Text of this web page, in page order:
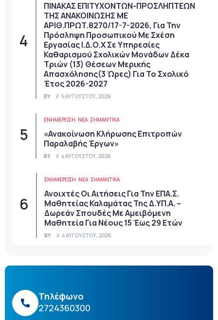
ΠΙΝΑΚΑΣ ΕΠΙΤΥΧΟΝΤΩΝ-ΠΡΟΣΛΗΠΤΕΩΝ
ΤΗΣ ΑΝΑΚΟΙΝΩΣΗΣ ΜΕ
ΑΡΙΘ.ΠΡΩΤ.8270/17-7-2026, Για Την
Πρόσληψη Προσωπικού Με Σχέση
Εργασίας Ι.Δ.Ο.Χ Σε Υπηρεσίες
Καθαρισμού Σχολικών Μονάδων Δέκα
Τριών (13) Θέσεων Μερικής
Απασχόλησης(3 Ώρες) Για Το Σχολικό
Έτος 2026-2027
BY 5 ΑΥΓΟΎΣΤΟΥ, 2026
ΕΝΗΜΕΡΩΣΗ ΝΈΑ ΣΗΜΑΝΤΙΚΆ
«Ανακοίνωση Κλήρωσης Επιτροπών
Παραλαβής Έργων»
BY 4 ΑΥΓΟΎΣΤΟΥ, 2026
ΕΝΗΜΕΡΩΣΗ ΝΈΑ ΣΗΜΑΝΤΙΚΆ
Ανοιχτές Οι Αιτήσεις Για Την ΕΠΑ.Σ.
Μαθητείας Καλαμάτας Της Δ.ΥΠ.Α. –
Δωρεάν Σπουδές Με Αμειβόμενη
Μαθητεία Για Νέους 15 Έως 29 Ετών
BY 4 ΑΥΓΟΎΣΤΟΥ, 2026
Τηλέφωνο
2724360300